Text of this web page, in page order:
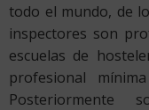
todo el mundo, de
inspectores son
escuelas de
profesional